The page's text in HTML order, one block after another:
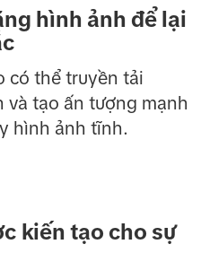
hình ảnh để lại
có thể truyền tải
tạo ấn tượng mạnh
hình ảnh tĩnh.
kiến tạo cho sự